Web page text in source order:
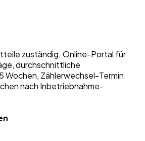
zuständig. Online-Portal für
durchschnittliche
Wochen, Zählerwechsel-Termin
nach Inbetriebnahme-